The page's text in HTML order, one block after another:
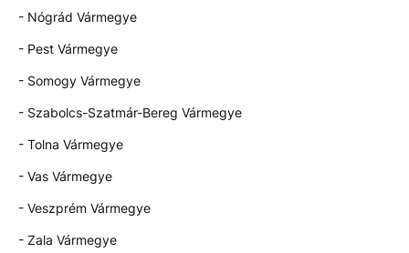
- Nógrád Vármegye
- Pest Vármegye
- Somogy Vármegye
- Szabolcs-Szatmár-Bereg Vármegye
- Tolna Vármegye
- Vas Vármegye
- Veszprém Vármegye
- Zala Vármegye